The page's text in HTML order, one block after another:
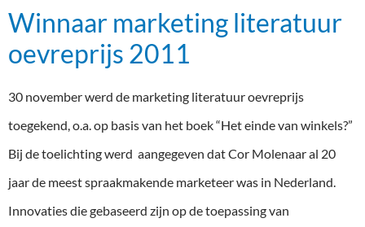
Winnaar marketing literatuur
oevreprijs 2011
30 november werd de marketing literatuur oevreprijs
toegekend, o.a. op basis van het boek “Het einde van winkels?”
Bij de toelichting werd aangegeven dat Cor Molenaar al 20
jaar de meest spraakmakende marketeer was in Nederland.
Innovaties die gebaseerd zijn op de toepassing van